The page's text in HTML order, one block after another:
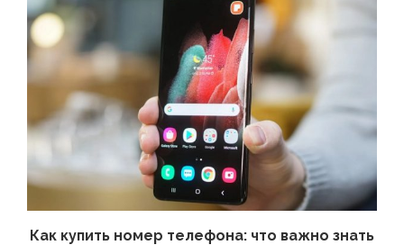
Как купить номер телефона: что важно знать